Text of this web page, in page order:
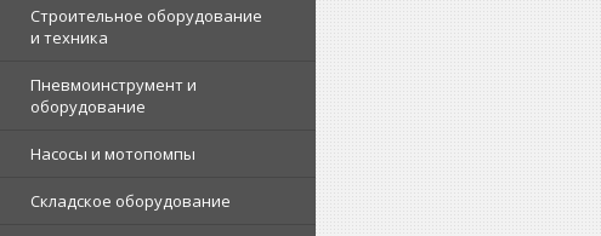
Строительное оборудование
и техника
Пневмоинструмент и
оборудование
Насосы и мотопомпы
Складское оборудование